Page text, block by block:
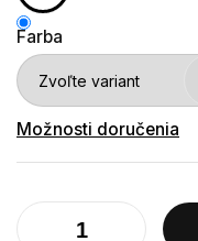
Farba
Možnosti doručenia